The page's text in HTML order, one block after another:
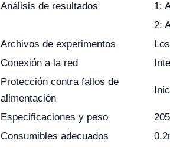
Análisis de resultados
1:
2:
Archivos de experimentos
Conexión a la red
Protección contra fallos de
alimentación
Especificaciones y peso
Consumibles adecuados